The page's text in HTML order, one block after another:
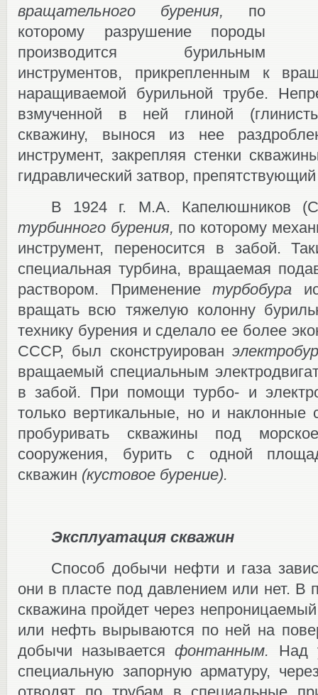
вращательного бурения, по
которому разрушение породы
производится бурильным
инструментов, прикрепленным к
наращиваемой бурильной трубе.
взмученной в ней глиной
скважину, вынося из нее
инструмент, закрепляя стенки
гидравлический затвор,
В 1924 г. М.А. Капелюшников
турбинного бурения, по которому
инструмент, переносится в забой.
специальная турбина, вращаемая
раствором. Применение турбобура
вращать всю тяжелую колонну
технику бурения и сделало ее более
СССР, был сконструирован
вращаемый специальным
в забой. При помощи турбо- и
только вертикальные, но и наклонные
пробуривать скважины под
сооружения, бурить с одной
скважин (кустовое бурение).
Эксплуатация скважин
Способ добычи нефти и газа
они в пласте под давлением или нет. В
скважина пройдет через
или нефть вырываются по ней на
добычи называетсяфонтанным. Над
специальную запорную арматуру,